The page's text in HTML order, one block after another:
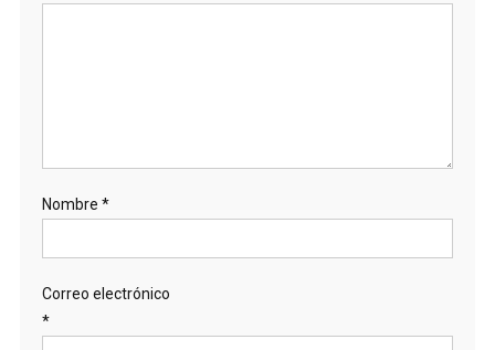
Nombre *
Correo electrónico
*